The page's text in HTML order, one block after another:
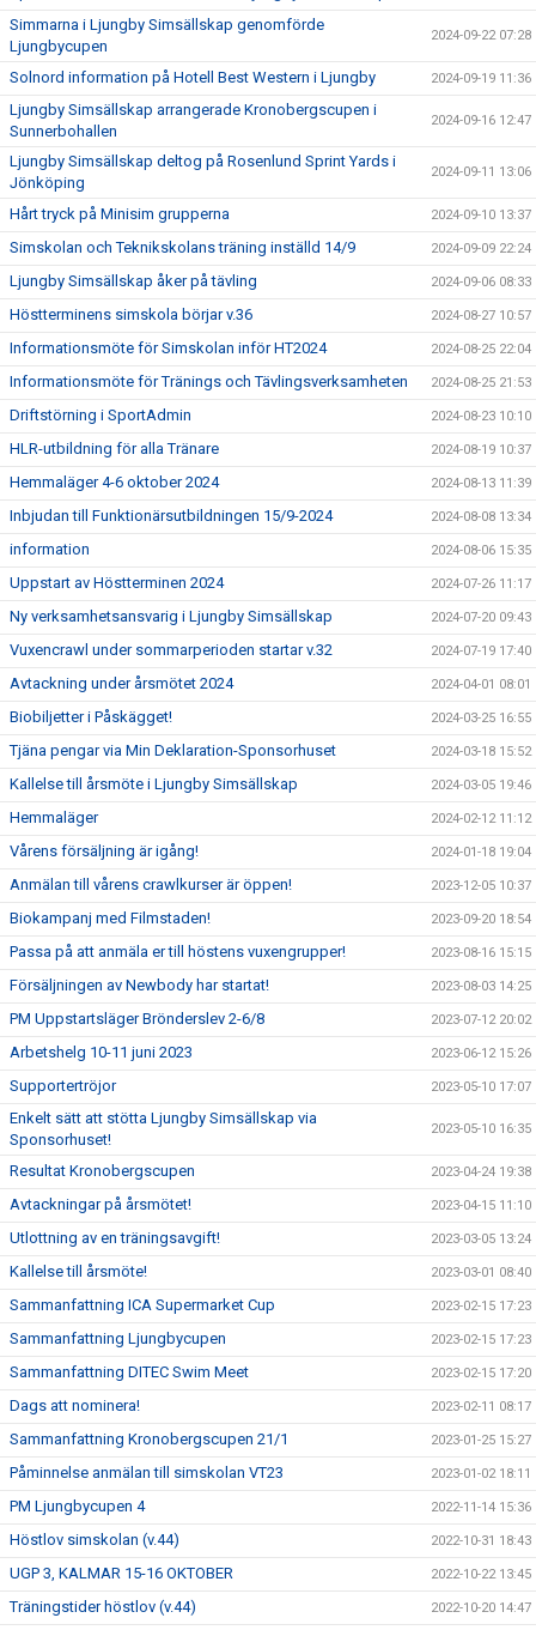
Simmarna i Ljungby Simsällskap genomförde
Ljungbycupen
2024-09-22 07:28
Solnord information på Hotell Best Western i Ljungby 2024-09-19 11:36
Ljungby Simsällskap arrangerade Kronobergscupen i
Sunnerbohallen
2024-09-16 12:47
Ljungby Simsällskap deltog på Rosenlund Sprint Yards i
Jönköping
2024-09-11 13:06
Hårt tryck på Minisim grupperna 2024-09-10 13:37
Simskolan och Teknikskolans träning inställd 14/9 2024-09-09 22:24
Ljungby Simsällskap åker på tävling 2024-09-06 08:33
Höstterminens simskola börjar v.36 2024-08-27 10:57
Informationsmöte för Simskolan inför HT2024 2024-08-25 22:04
Informationsmöte för Tränings och Tävlingsverksamheten 2024-08-25 21:53
Driftstörning i SportAdmin 2024-08-23 10:10
HLR-utbildning för alla Tränare 2024-08-19 10:37
Hemmaläger 4-6 oktober 2024 2024-08-13 11:39
Inbjudan till Funktionärsutbildningen 15/9-2024 2024-08-08 13:34
information 2024-08-06 15:35
Uppstart av Höstterminen 2024 2024-07-26 11:17
Ny verksamhetsansvarig i Ljungby Simsällskap 2024-07-20 09:43
Vuxencrawl under sommarperioden startar v.32 2024-07-19 17:40
Avtackning under årsmötet 2024 2024-04-01 08:01
Biobiljetter i Påskägget! 2024-03-25 16:55
Tjäna pengar via Min Deklaration-Sponsorhuset 2024-03-18 15:52
Kallelse till årsmöte i Ljungby Simsällskap 2024-03-05 19:46
Hemmaläger 2024-02-12 11:12
Vårens försäljning är igång! 2024-01-18 19:04
Anmälan till vårens crawlkurser är öppen! 2023-12-05 10:37
Biokampanj med Filmstaden! 2023-09-20 18:54
Passa på att anmäla er till höstens vuxengrupper! 2023-08-16 15:15
Försäljningen av Newbody har startat! 2023-08-03 14:25
PM Uppstartsläger Brönderslev 2-6/8 2023-07-12 20:02
Arbetshelg 10-11 juni 2023 2023-06-12 15:26
Supportertröjor 2023-05-10 17:07
Enkelt sätt att stötta Ljungby Simsällskap via
Sponsorhuset!
2023-05-10 16:35
Resultat Kronobergscupen 2023-04-24 19:38
Avtackningar på årsmötet! 2023-04-15 11:10
Utlottning av en träningsavgift! 2023-03-05 13:24
Kallelse till årsmöte! 2023-03-01 08:40
Sammanfattning ICA Supermarket Cup 2023-02-15 17:23
Sammanfattning Ljungbycupen 2023-02-15 17:23
Sammanfattning DITEC Swim Meet 2023-02-15 17:20
Dags att nominera! 2023-02-11 08:17
Sammanfattning Kronobergscupen 21/1 2023-01-25 15:27
Påminnelse anmälan till simskolan VT23 2023-01-02 18:11
PM Ljungbycupen 4 2022-11-14 15:36
Höstlov simskolan (v.44) 2022-10-31 18:43
UGP 3, KALMAR 15-16 OKTOBER 2022-10-22 13:45
Träningstider höstlov (v.44) 2022-10-20 14:47